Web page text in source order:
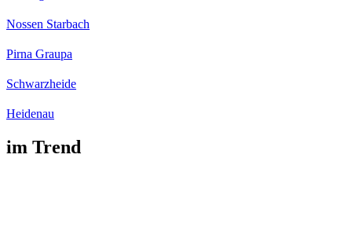
Nossen Starbach
Pirna Graupa
Schwarzheide
Heidenau
im Trend